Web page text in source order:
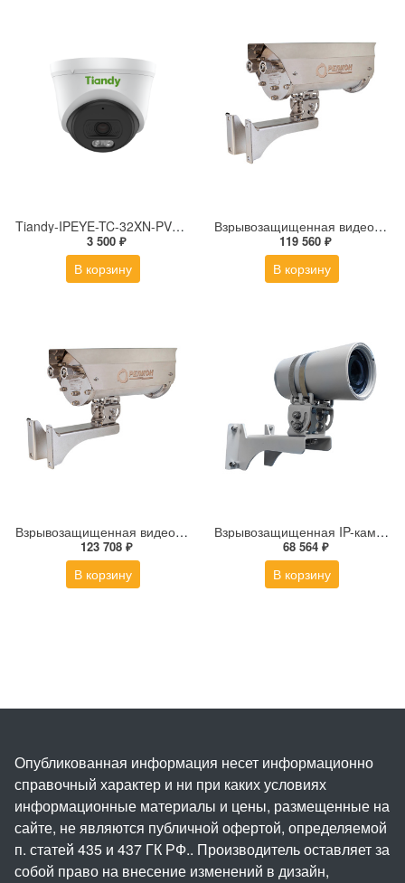
Tiandy-IPEYE-TC-32XN-PVZ 2Мп купольная «турель» IP камера с фиксированным объективом, серия SPARK со встроенным агентом IPEYE для ПВЗ
3 500 ₽
В корзину
Взрывозащищенная видеокамера Релион Релион-Exd-Н-150-ИК-IP8Мп2.7-13.5Z-220-SD-МК-TR
119 560 ₽
В корзину
Взрывозащищенная видеокамера Релион Релион-Exd-Н-150-ИК-IP2Мп5-50Z-PoE-SD-МК-С-TR
123 708 ₽
В корзину
Взрывозащищенная IP-камера Релион-Exd-М-50-ИК-IP4Мп3.6mm-PoE-TR
68 564 ₽
В корзину
Опубликованная информация несет информационно
справочный характер и ни при каких условиях
информационные материалы и цены, размещенные на
сайте, не являются публичной офертой, определяемой
п. статей 435 и 437 ГК РФ.. Производитель оставляет за
собой право на внесение изменений в дизайн,